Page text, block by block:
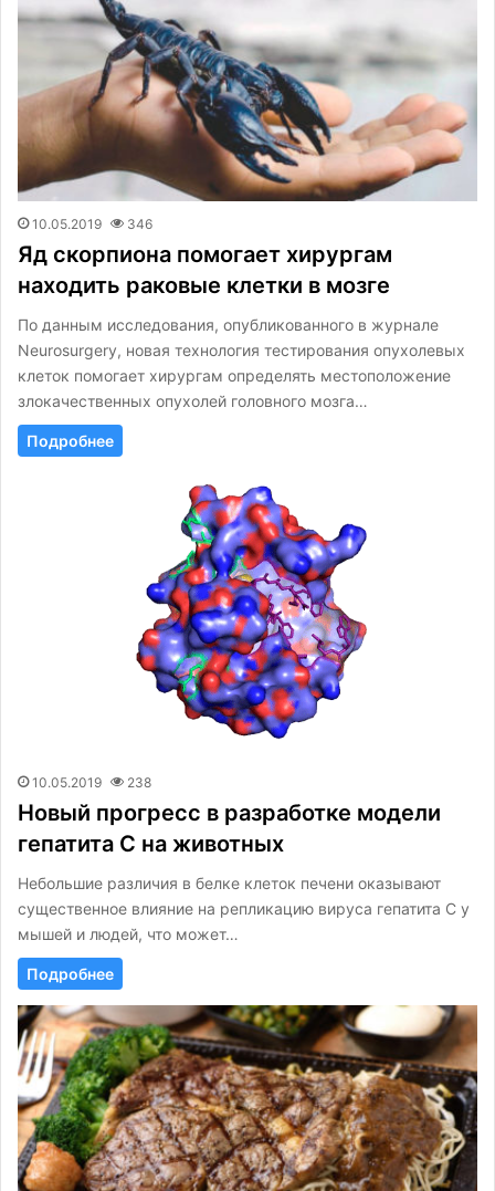
10.05.2019 346
Яд скорпиона помогает хирургам
находить раковые клетки в мозге
По данным исследования, опубликованного в журнале
Neurosurgery, новая технология тестирования опухолевых
клеток помогает хирургам определять местоположение
злокачественных опухолей головного мозга…
Подробнее
10.05.2019 238
Новый прогресс в разработке модели
гепатита С на животных
Небольшие различия в белке клеток печени оказывают
существенное влияние на репликацию вируса гепатита С у
мышей и людей, что может…
Подробнее